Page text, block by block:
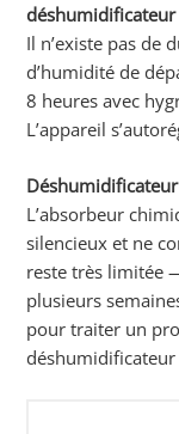
déshumidificateur
Il n’existe pas de
d’humidité de
8 heures avec
L’appareil
L’absorbeur
silencieux et ne
reste très limitée
plusieurs
pour traiter un